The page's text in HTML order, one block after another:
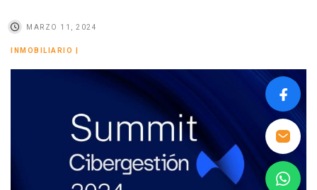
MARZO 11, 2024
INMOBILIARIO